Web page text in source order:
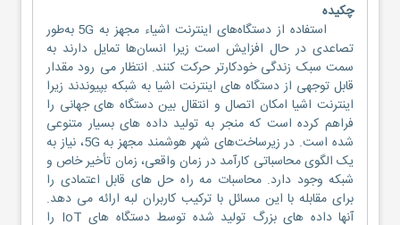
چکیده
استفاده از دستگاه‌های اینترنت اشیاء مجهز به 5G به‌طور
تصاعدی در حال افزایش است زیرا انسان‌ها تمایل دارند به
سمت سبک زندگی خودکارتر حرکت کنند. انتظار می رود مقدار
قابل توجهی از دستگاه های اینترنت اشیا به شبکه بپیوندند زیرا
اینترنت اشیا امکان اتصال و انتقال بین دستگاه های جهانی را
فراهم کرده است که منجر به تولید داده های بسیار متنوعی
شده است. در زیرساخت‌های شهر هوشمند مجهز به 5G، نیاز به
یک الگوی محاسباتی کارآمد در زمان واقعی، زمان تأخیر خاص و
شبکه وجود دارد. محاسبات مه راه حل های قابل اعتمادی را
برای مقابله با این مسائل با ترکیب کاربران لبه ارائه می دهد.
آنها داده های بزرگ تولید شده توسط دستگاه های IoT را